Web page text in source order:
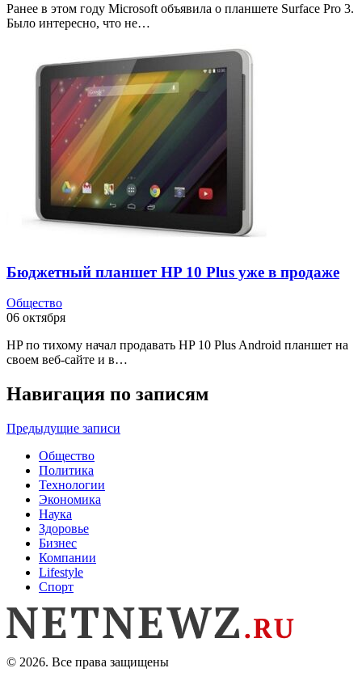
Ранее в этом году Microsoft объявила о планшете Surface Pro 3.
Было интересно, что не…
Бюджетный планшет HP 10 Plus уже в продаже
Общество
06 октября
HP по тихому начал продавать HP 10 Plus Android планшет на
своем веб-сайте и в…
Навигация по записям
Предыдущие записи
Общество
Политика
Технологии
Экономика
Наука
Здоровье
Бизнес
Компании
Lifestyle
Спорт
© 2026. Все права защищены